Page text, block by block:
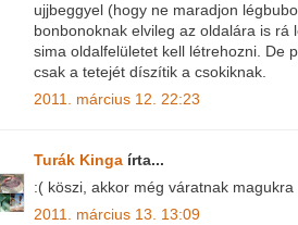
ujjbeggyel (hogy ne maradjon
bonbonoknak elvileg az oldalára is rá
sima oldalfelületet kell létrehozni. De
csak a tetejét díszítik a csokiknak.
2011. március 12. 22:23
Turák Kinga írta...
:( köszi, akkor még váratnak magukra
2011. március 13. 13:09